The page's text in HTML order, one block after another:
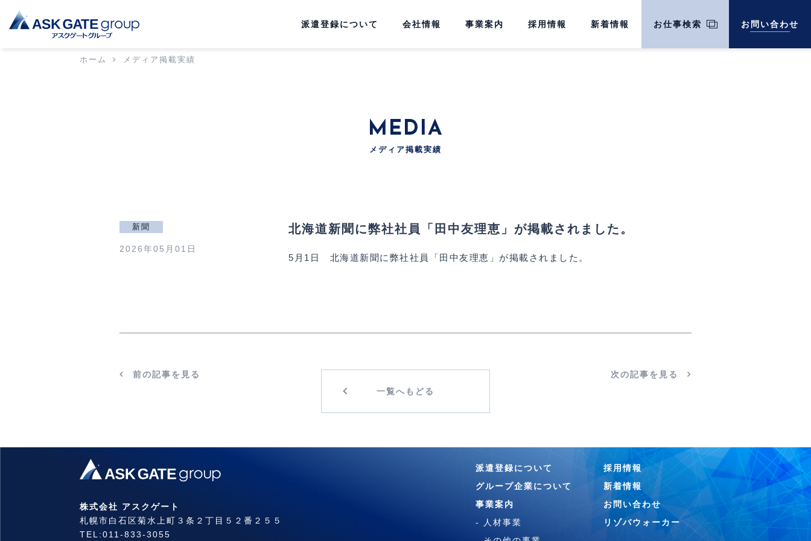
派遣登録について 会社情報 事業案内 採用情報 新着情報 お仕事検索 お問い合わせ
ホーム メディア掲載実績
MEDIA
メディア掲載実績
新聞
2026年05月01日
北海道新聞に弊社社員「田中友理恵」が掲載されました。
5月1日 北海道新聞に弊社社員「田中友理恵」が掲載されました。
前の記事を見る
次の記事を見る
一覧へもどる
株式会社 アスクゲート
札幌市白石区菊水上町３条２丁目５２番２５５
TEL:011-833-3055
派遣登録について
グループ企業について
事業案内
- 人材事業
採用情報
新着情報
お問い合わせ
リゾバウォーカー